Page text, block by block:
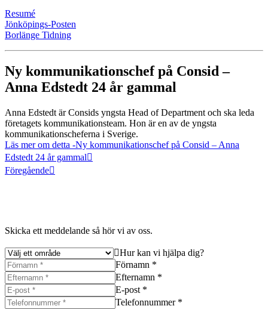
Resumé
Jönköpings-Posten
Borlänge Tidning
Ny kommunikationschef på Consid –
Anna Edstedt 24 år gammal
Anna Edstedt är Consids yngsta Head of Department och ska leda
företagets kommunikationsteam. Hon är en av de yngsta
kommunikationscheferna i Sverige.
Läs mer om detta -Ny kommunikationschef på Consid – Anna
Edstedt 24 år gammal
Föregående
Skicka ett meddelande så hör vi av oss.
Hur kan vi hjälpa dig?
Förnamn *
Efternamn *
E-post *
Telefonnummer *